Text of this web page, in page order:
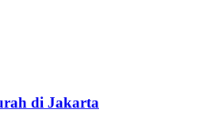
di Jakarta